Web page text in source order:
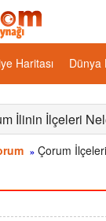
Haritası Dünya
İlinin İlçeleri
» Çorum İlçeleri